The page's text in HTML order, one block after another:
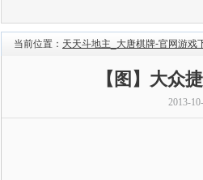
当前位置： 天天斗地主_大唐棋牌-官网游戏
【图】大众
2013-